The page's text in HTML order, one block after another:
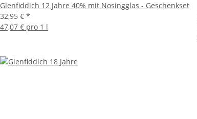
Glenfiddich 12 Jahre 40% mit Nosingglas - Geschenkset
32,95 € *
47,07 € pro 1 l